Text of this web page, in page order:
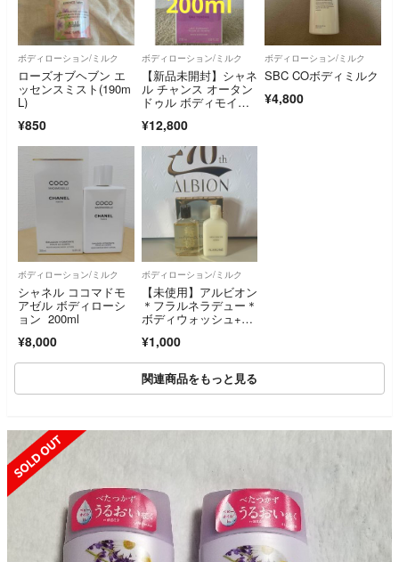
ボディローション/ミルク
ローズオブヘブン エ
ッセンスミスト(190m
L)
¥850
ボディローション/ミルク
【新品未開封】シャネ
ル チャンス オータン
ドゥル ボディモイス
¥12,800
ボディローション/ミルク
SBC COボディミルク
¥4,800
ボディローション/ミルク
シャネル ココマドモ
アゼル ボディローシ
ョン 200ml
¥8,000
ボディローション/ミルク
【未使用】アルビオン
＊フラルネラデュー＊
ボディウォッシュ+ボ
¥1,000
関連商品をもっと見る